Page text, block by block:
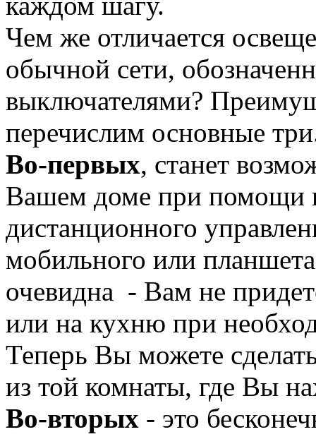
Чем же отличается
обычной сети,
выключателями?
перечислим основные
Во-первых, станет
Вашем доме при помощи
дистанционного
мобильного или
очевидна - Вам не
или на кухню при
Теперь Вы можете
из той комнаты, где Вы
Во-вторых - это